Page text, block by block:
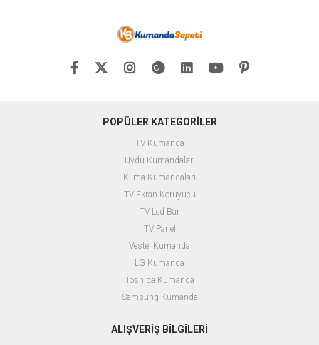
POPÜLER KATEGORİLER
TV Kumanda
Uydu Kumandaları
Klima Kumandaları
TV Ekran Koruyucu
TV Led Bar
TV Panel
Vestel Kumanda
LG Kumanda
Toshiba Kumanda
Samsung Kumanda
ALIŞVERİŞ BİLGİLERİ